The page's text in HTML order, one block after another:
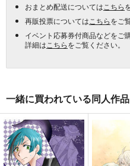
おまとめ配送については こちら
再販投票については こちらをご
イベント応募券付商品などをご
詳細は こちらをご覧ください。
一緒に買われている同人作